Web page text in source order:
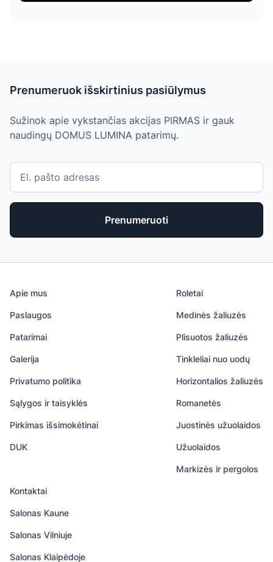
Prenumeruok išskirtinius pasiūlymus
Sužinok apie vykstančias akcijas PIRMAS ir gauk
naudingų DOMUS LUMINA patarimų.
Prenumeruoti
Apie mus
Paslaugos
Patarimai
Galerija
Privatumo politika
Sąlygos ir taisyklės
Pirkimas išsimokėtinai
DUK
Roletai
Medinės žaliuzės
Plisuotos žaliuzės
Tinkleliai nuo uodų
Horizontalios žaliuzės
Romanetės
Juostinės užuolaidos
Užuolaidos
Markizės ir pergolos
Kontaktai
Salonas Kaune
Salonas Vilniuje
Salonas Klaipėdoje